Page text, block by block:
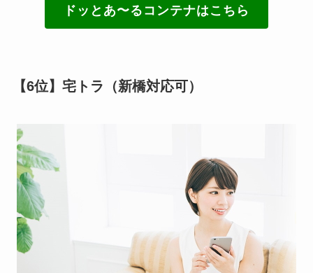
ドッとあ〜るコンテナはこちら
【6位】宅トラ（新橋対応可）